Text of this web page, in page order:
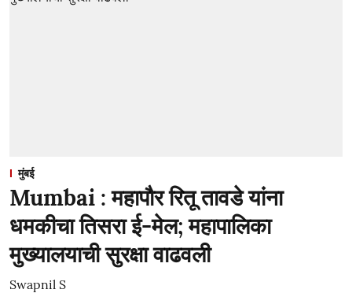
मुंबई
Mumbai : महापौर रितू तावडे यांना
धमकीचा तिसरा ई-मेल; महापालिका
मुख्यालयाची सुरक्षा वाढवली
Swapnil S